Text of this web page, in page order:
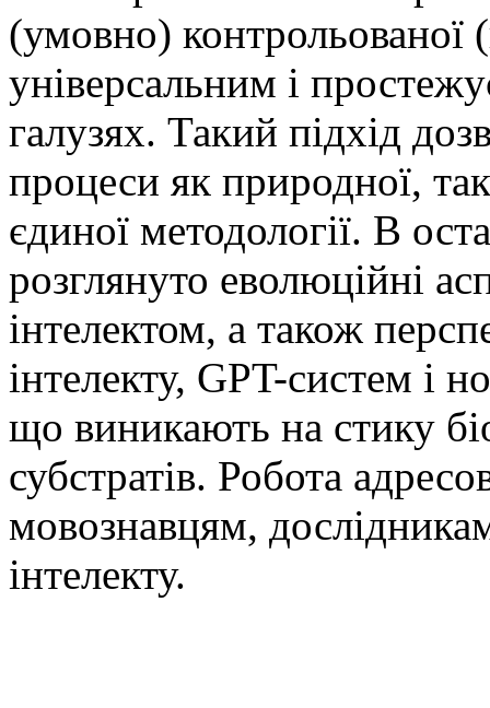
(умовно) контрольованої
універсальним і
галузях. Такий підхід
процеси як природної, так
єдиної методології. В
розглянуто еволюційні
інтелектом, а також
інтелекту, GPT-систем і
що виникають на стику
субстратів. Робота
мовознавцям,
інтелекту.